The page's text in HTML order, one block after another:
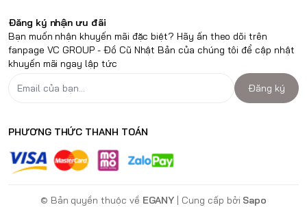
Đăng ký nhận ưu đãi
Bạn muốn nhận khuyến mãi đặc biệt? Hãy ấn theo dõi trên
fanpage VC GROUP - Đồ Cũ Nhật Bản của chúng tôi để cập nhật
khuyến mãi ngay lập tức
Đăng ký
PHƯƠNG THỨC THANH TOÁN
© Bản quyền thuộc về EGANY | Cung cấp bởi Sapo